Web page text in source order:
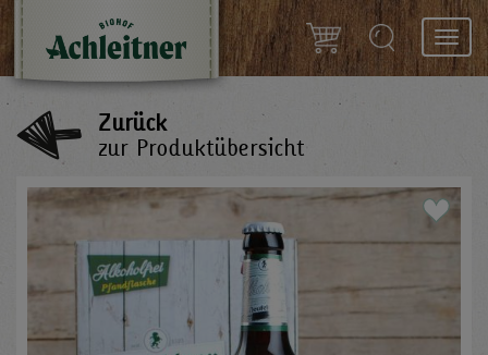
Zurück
zur Produktübersicht